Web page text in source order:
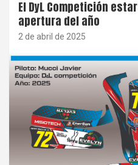
El DyL Competición
apertura del año
2 de abril de 2025